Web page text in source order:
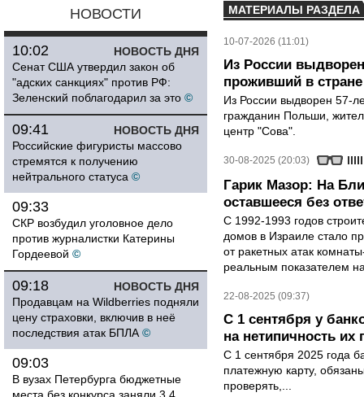
НОВОСТИ
НОВОСТЬ ДНЯ
10:02
Сенат США утвердил закон об
"адских санкциях" против РФ:
Зеленский поблагодарил за это ©
НОВОСТЬ ДНЯ
09:41
Российские фигуристы массово
стремятся к получению
нейтрального статуса ©
09:33
СКР возбудил уголовное дело
против журналистки Катерины
Гордеевой ©
НОВОСТЬ ДНЯ
09:18
Продавцам на Wildberries подняли
цену страховки, включив в неё
последствия атак БПЛА ©
09:03
В вузах Петербурга бюджетные
МАТЕРИАЛЫ РАЗДЕЛА
10-07-2026 (11:01)
Из России
проживший в стране
Из России выдворен 57-
гражданин Польши,
центр "Сова".
30-08-2025 (20:03)
Гарик Мазор: На
оставшееся без
С 1992-1993 годов
домов в Израиле стало
от ракетных атак
реальным показателем
22-08-2025 (09:37)
С 1 сентября у
на нетипичность их
С 1 сентября 2025 года
платежную карту,
проверять,...